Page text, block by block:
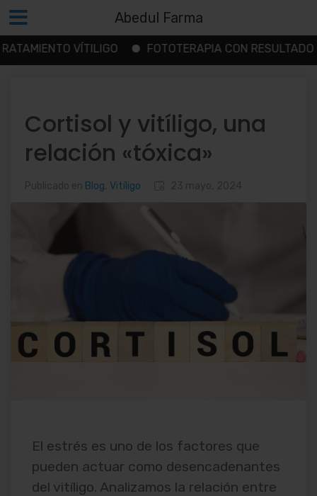
VÍTILIGO FOTOTERAPIA CON RESULTADOS
Cortisol y vitíligo, una
relación «tóxica»
Blog Vitíligo
El estrés es uno de los factores que
pueden actuar como desencadenantes
del vitíligo. Analizamos la relación entre
Abedul Farma